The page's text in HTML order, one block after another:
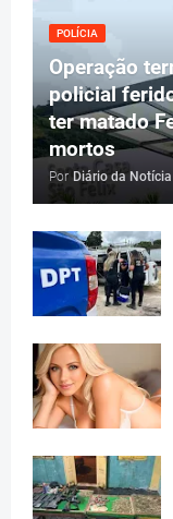
POLÍCIA
Operação
policial
ter matado
mortos
Por Diário da Notícia